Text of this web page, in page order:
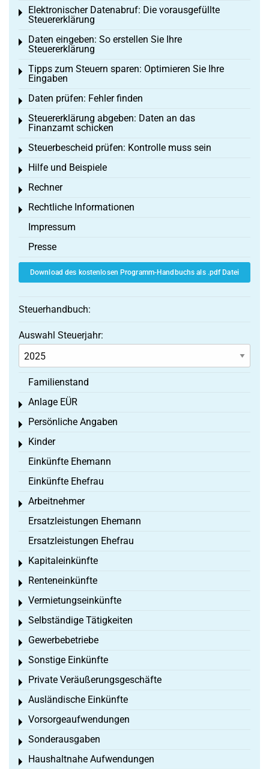
Elektronischer Datenabruf: Die vorausgefüllte
Steuererklärung
Toggle menu
Daten eingeben: So erstellen Sie Ihre
Steuererklärung
Toggle menu
Tipps zum Steuern sparen: Optimieren Sie Ihre
Eingaben
Toggle menu
Daten prüfen: Fehler finden
Toggle menu
Steuererklärung abgeben: Daten an das
Finanzamt schicken
Toggle menu
Steuerbescheid prüfen: Kontrolle muss sein
Toggle menu
Hilfe und Beispiele
Toggle menu
Rechner
Toggle menu
Rechtliche Informationen
Toggle menu
Impressum
Presse
Download des kostenlosen Programm-Handbuchs als .pdf Datei
Steuerhandbuch:
Auswahl Steuerjahr:
Familienstand
Anlage EÜR
Toggle menu
Persönliche Angaben
Toggle menu
Kinder
Toggle menu
Einkünfte Ehemann
Einkünfte Ehefrau
Arbeitnehmer
Toggle menu
Ersatzleistungen Ehemann
Ersatzleistungen Ehefrau
Kapitaleinkünfte
Toggle menu
Renteneinkünfte
Toggle menu
Vermietungseinkünfte
Toggle menu
Selbständige Tätigkeiten
Toggle menu
Gewerbebetriebe
Toggle menu
Sonstige Einkünfte
Toggle menu
Private Veräußerungsgeschäfte
Toggle menu
Ausländische Einkünfte
Toggle menu
Vorsorgeaufwendungen
Toggle menu
Sonderausgaben
Toggle menu
Haushaltnahe Aufwendungen
Toggle menu